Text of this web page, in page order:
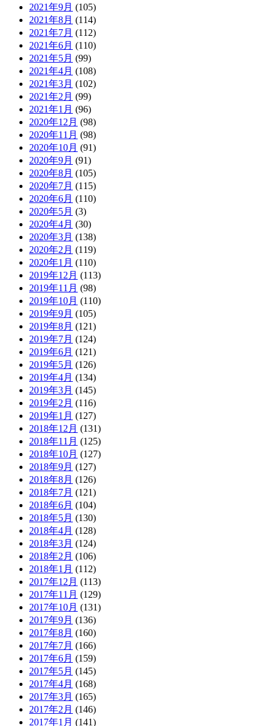
2021年9月 (105)
2021年8月 (114)
2021年7月 (112)
2021年6月 (110)
2021年5月 (99)
2021年4月 (108)
2021年3月 (102)
2021年2月 (99)
2021年1月 (96)
2020年12月 (98)
2020年11月 (98)
2020年10月 (91)
2020年9月 (91)
2020年8月 (105)
2020年7月 (115)
2020年6月 (110)
2020年5月 (3)
2020年4月 (30)
2020年3月 (138)
2020年2月 (119)
2020年1月 (110)
2019年12月 (113)
2019年11月 (98)
2019年10月 (110)
2019年9月 (105)
2019年8月 (121)
2019年7月 (124)
2019年6月 (121)
2019年5月 (126)
2019年4月 (134)
2019年3月 (145)
2019年2月 (116)
2019年1月 (127)
2018年12月 (131)
2018年11月 (125)
2018年10月 (127)
2018年9月 (127)
2018年8月 (126)
2018年7月 (121)
2018年6月 (104)
2018年5月 (130)
2018年4月 (128)
2018年3月 (124)
2018年2月 (106)
2018年1月 (112)
2017年12月 (113)
2017年11月 (129)
2017年10月 (131)
2017年9月 (136)
2017年8月 (160)
2017年7月 (166)
2017年6月 (159)
2017年5月 (145)
2017年4月 (168)
2017年3月 (165)
2017年2月 (146)
2017年1月 (141)